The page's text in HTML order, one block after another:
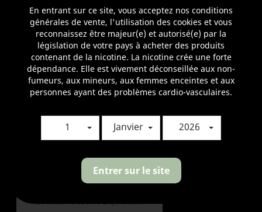
En stock 4 Produits
VOUS AIMEREZ AUSSI
Booster Nicotine Liquideo...
En entrant sur ce site, vous acceptez nos conditions
générales de vente, l'utilisation des cookies et vous
reconnaissez être majeur(e) et autorisé(e) par la
législation de votre pays à acheter des produits
contenant de la nicotine. La nicotine crée une forte
dépendance. Elle est vivement déconseillée aux non-
fumeurs, aux mineurs, aux femmes enceintes et aux
personnes ayant des problèmes cardio-vasculaires.
1 Janvier 2026
Entrer sur le site